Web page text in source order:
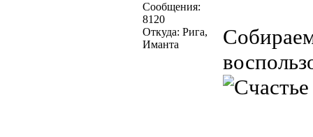
Сообщения:
8120
Откуда: Рига,
Иманта